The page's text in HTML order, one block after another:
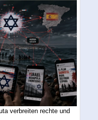
verbreiten rechte und